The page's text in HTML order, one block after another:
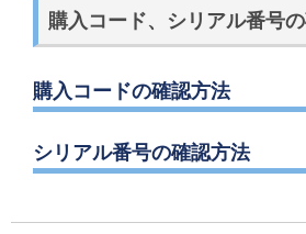
購入コード、シリアル番号
購入コードの確認方法
シリアル番号の確認方法